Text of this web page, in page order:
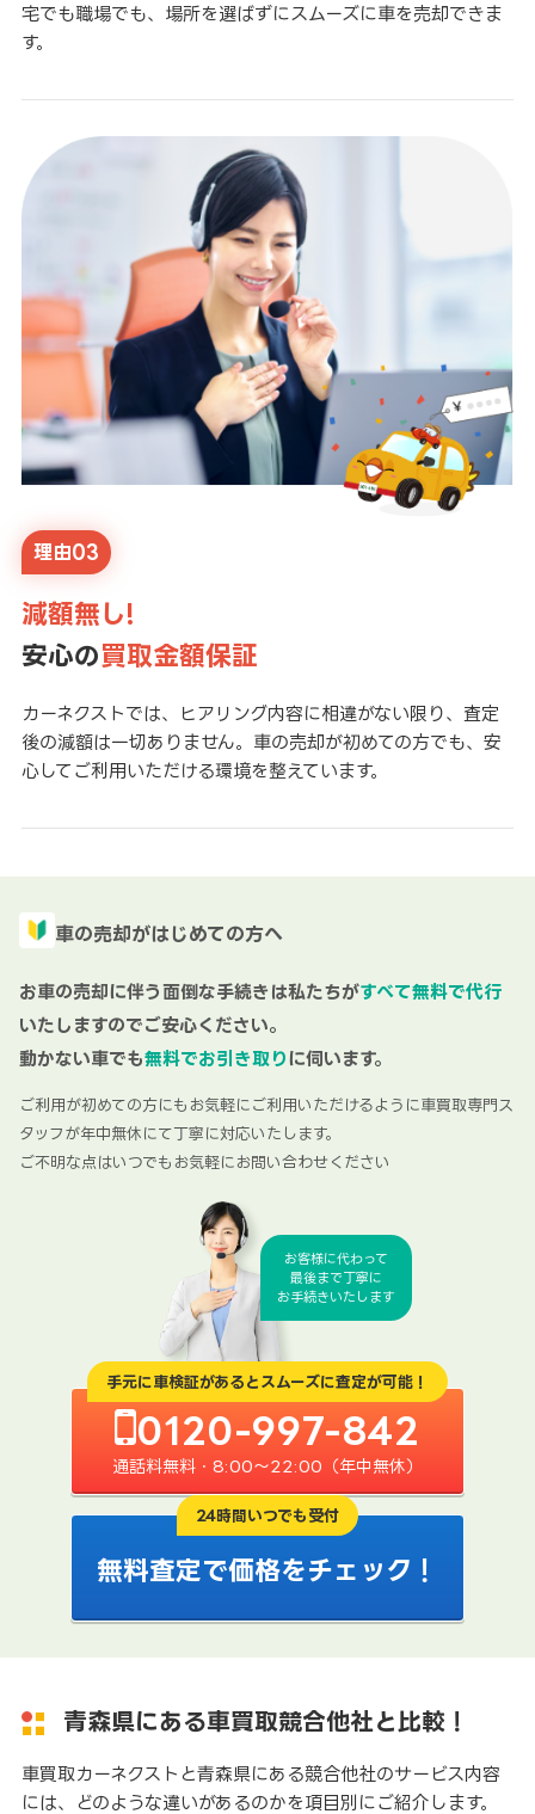
宅でも職場でも、場所を選ばずにスムーズに車を売却できま
す。
理由03
減額無し!
安心の買取金額保証
カーネクストでは、ヒアリング内容に相違がない限り、査定
後の減額は一切ありません。車の売却が初めての方でも、安
心してご利用いただける環境を整えています。
車の売却がはじめての方へ
お車の売却に伴う面倒な手続きは私たちがすべて無料で代行
いたしますのでご安心ください。
動かない車でも無料でお引き取りに伺います。
ご利用が初めての方にもお気軽にご利用いただけるように車買取専門ス
タッフが年中無休にて丁寧に対応いたします。
ご不明な点はいつでもお気軽にお問い合わせください
お客様に代わって
最後まで丁寧に
お手続きいたします
手元に車検証があるとスムーズに査定が可能！
0120-997-842
通話料無料・8:00〜22:00（年中無休）
24時間いつでも受付
無料査定で価格をチェック！
青森県にある車買取競合他社と比較！
車買取カーネクストと青森県にある競合他社のサービス内容
には、どのような違いがあるのかを項目別にご紹介します。